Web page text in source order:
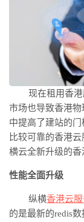
现在租用香
市场也导致香港
中提高了建站的
比较可靠的香港
横云全新升级的
性能全面升级
纵横香港云
的是最新的redis